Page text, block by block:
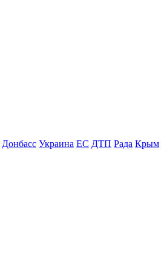
Донбасс Украина ЕС ДТП Рада Крым